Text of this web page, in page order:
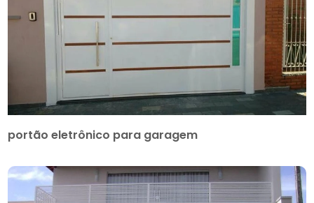
portão eletrônico para garagem